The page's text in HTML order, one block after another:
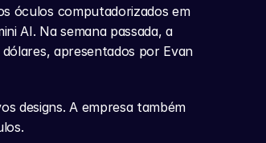
óculos computadorizados em
AI. Na semana passada, a
apresentados por Evan
designs. A empresa também